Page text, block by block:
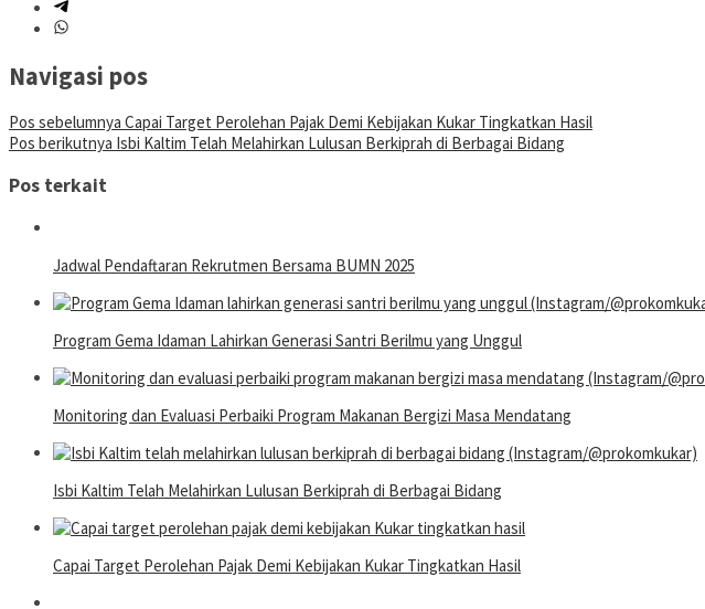
Navigasi pos
Pos sebelumnya Capai Target Perolehan Pajak Demi Kebijakan Kukar Tingkatkan Hasil
Pos berikutnya Isbi Kaltim Telah Melahirkan Lulusan Berkiprah di Berbagai Bidang
Pos terkait
Jadwal Pendaftaran Rekrutmen Bersama BUMN 2025
Program Gema Idaman Lahirkan Generasi Santri Berilmu yang Unggul
Monitoring dan Evaluasi Perbaiki Program Makanan Bergizi Masa Mendatang
Isbi Kaltim Telah Melahirkan Lulusan Berkiprah di Berbagai Bidang
Capai Target Perolehan Pajak Demi Kebijakan Kukar Tingkatkan Hasil